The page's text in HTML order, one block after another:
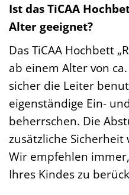
Ist das TiCAA
Alter geeignet?
Das TiCAA Hochbett
ab einem Alter von
sicher die Leiter
eigenständige Ein-
beherrschen. Die
zusätzliche Sicherheit
Wir empfehlen
Ihres Kindes zu